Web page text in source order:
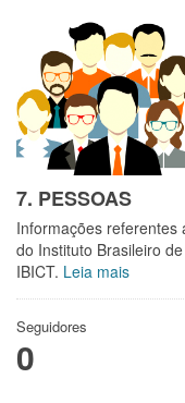
7. PESSOAS
Informações referentes
do Instituto Brasileiro
IBICT. Leia mais
Seguidores
0